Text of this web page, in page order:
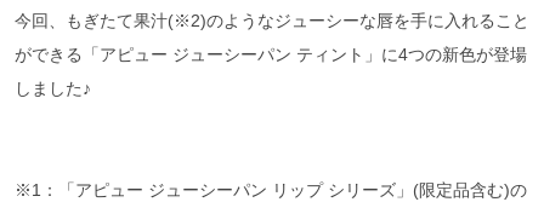
今回、もぎたて果汁(※2)のようなジューシーな唇を手に入れること
ができる「アピュー ジューシーパン ティント」に4つの新色が登場
しました♪
※1：「アピュー ジューシーパン リップ シリーズ」(限定品含む)の